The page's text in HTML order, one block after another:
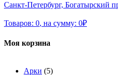
Санкт-Петербург, Богатырский
Товаров: 0, на сумму: 0₽
Моя корзина
Арки (5)